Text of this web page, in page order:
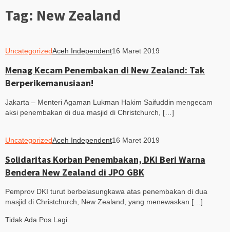
Tag: New Zealand
UncategorizedAceh Independent16 Maret 2019
Menag Kecam Penembakan di New Zealand: Tak
Berperikemanusiaan!
Jakarta – Menteri Agaman Lukman Hakim Saifuddin mengecam
aksi penembakan di dua masjid di Christchurch, […]
UncategorizedAceh Independent16 Maret 2019
Solidaritas Korban Penembakan, DKI Beri Warna
Bendera New Zealand di JPO GBK
Pemprov DKI turut berbelasungkawa atas penembakan di dua
masjid di Christchurch, New Zealand, yang menewaskan […]
Tidak Ada Pos Lagi.